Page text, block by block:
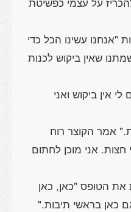
"אנחנו עשינו הכל כדי
שאין ביקוש לכנות
אין ביקוש ואני
אמר הקוצר רוח
חצות. אני מוכן לחתום
את הטופס "כאן, כאן
כאן בראשי תיבות."